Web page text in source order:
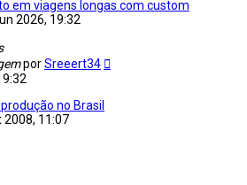
em viagens longas com custom
2026, 19:32
porSreeert34
no Brasil
2008, 11:07